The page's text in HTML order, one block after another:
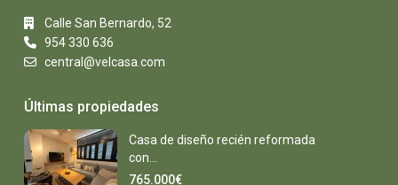
Calle San Bernardo, 52
954 330 636
central@velcasa.com
Últimas propiedades
Casa de diseño recién reformada
con...
765.000€